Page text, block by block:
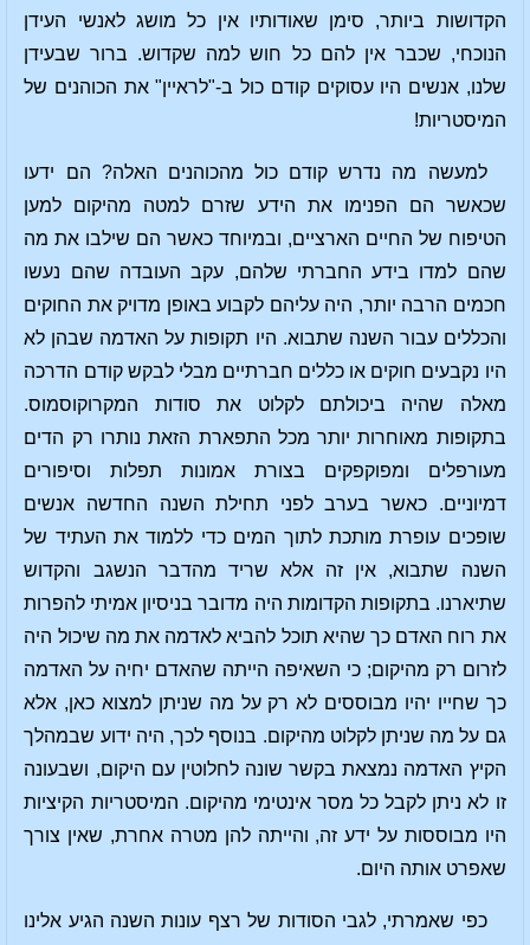
הקדושות ביותר, סימן שאודותיו אין כל מושג לאנשי העידן
הנוכחי, שכבר אין להם כל חוש למה שקדוש. ברור שבעידן
שלנו, אנשים היו עסוקים קודם כול ב-"לראיין" את הכוהנים של
המיסטריות!
למעשה מה נדרש קודם כול מהכוהנים האלה? הם ידעו
שכאשר הם הפנימו את הידע שזרם למטה מהיקום למען
הטיפוח של החיים הארציים, ובמיוחד כאשר הם שילבו את מה
שהם למדו בידע החברתי שלהם, עקב העובדה שהם נעשו
חכמים הרבה יותר, היה עליהם לקבוע באופן מדויק את החוקים
והכללים עבור השנה שתבוא. היו תקופות על האדמה שבהן לא
היו נקבעים חוקים או כללים חברתיים מבלי לבקש קודם הדרכה
מאלה שהיה ביכולתם לקלוט את סודות המקרוקוסמוס.
בתקופות מאוחרות יותר מכל התפארת הזאת נותרו רק הדים
מעורפלים ומפוקפקים בצורת אמונות תפלות וסיפורים
דמיוניים. כאשר בערב לפני תחילת השנה החדשה אנשים
שופכים עופרת מותכת לתוך המים כדי ללמוד את העתיד של
השנה שתבוא, אין זה אלא שריד מהדבר הנשגב והקדוש
שתיארנו. בתקופות הקדומות היה מדובר בניסיון אמיתי להפרות
את רוח האדם כך שהיא תוכל להביא לאדמה את מה שיכול היה
לזרום רק מהיקום; כי השאיפה הייתה שהאדם יחיה על האדמה
כך שחייו יהיו מבוססים לא רק על מה שניתן למצוא כאן, אלא
גם על מה שניתן לקלוט מהיקום. בנוסף לכך, היה ידוע שבמהלך
הקיץ האדמה נמצאת בקשר שונה לחלוטין עם היקום, ושבעונה
זו לא ניתן לקבל כל מסר אינטימי מהיקום. המיסטריות הקיציות
היו מבוססות על ידע זה, והייתה להן מטרה אחרת, שאין צורך
שאפרט אותה היום.
כפי שאמרתי, לגבי הסודות של רצף עונות השנה הגיע אלינו